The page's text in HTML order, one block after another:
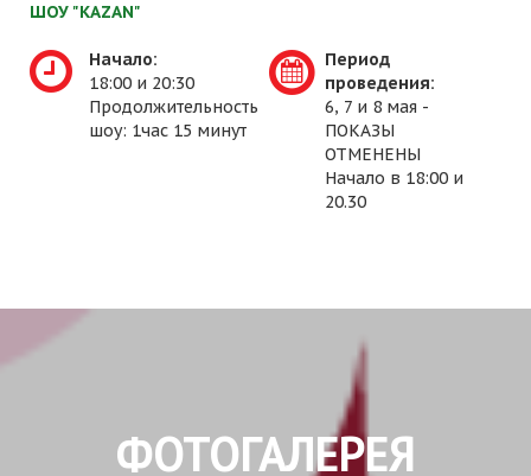
ШОУ "KAZAN"
Начало:
18:00 и 20:30
Продолжительность
шоу: 1час 15 минут
Период
проведения:
6, 7 и 8 мая -
ПОКАЗЫ
ОТМЕНЕНЫ
Начало в 18:00 и
20.30
ФОТОГАЛЕРЕЯ